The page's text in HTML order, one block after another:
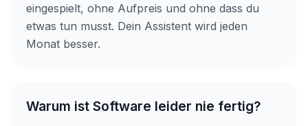
eingespielt, ohne Aufpreis und ohne dass du
etwas tun musst. Dein Assistent wird jeden
Monat besser.
Warum ist Software leider nie fertig?